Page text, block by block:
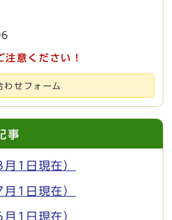
意ください！
わせフォーム
事
1日現在）
1日現在）
1日現在）